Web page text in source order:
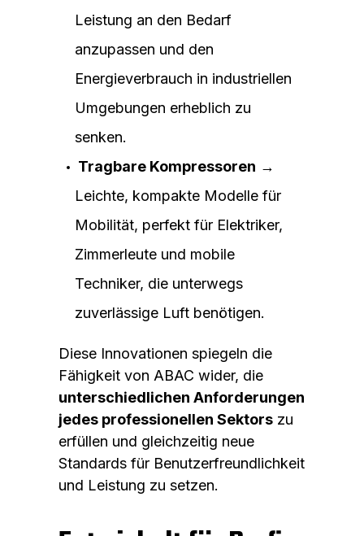
Leistung an den Bedarf
anzupassen und den
Energieverbrauch in industriellen
Umgebungen erheblich zu
senken.
Tragbare Kompressoren →
Leichte, kompakte Modelle für
Mobilität, perfekt für Elektriker,
Zimmerleute und mobile
Techniker, die unterwegs
zuverlässige Luft benötigen.
Diese Innovationen spiegeln die
Fähigkeit von ABAC wider, die
unterschiedlichen Anforderungen
jedes professionellen Sektors zu
erfüllen und gleichzeitig neue
Standards für Benutzerfreundlichkeit
und Leistung zu setzen.